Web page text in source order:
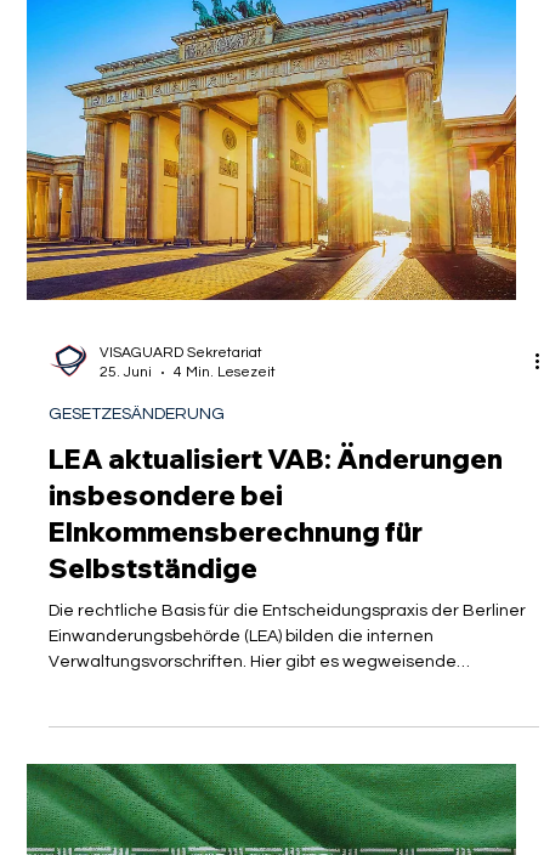
Mirko Vorreuter, LL.B.
27. Juni
3 Min. Lesezeit
GESETZESÄNDERUNG
Regierung verschläft Umsetzung
von europäischer Aufenthalts-
Richtlinie
Es herrscht ein massiver Stillstand in der Arbeitsmigration, der
nun sogar (erneut) europäischen Sprengstoff in sich birgt: Die
deutsche Bundesregierung hat die Frist zur Umsetzung einer
ausgebildete ausländische Akademiker, Expats, Young
Professionals und namhafte Arbeitgeber ist dies ein
alarmierendes Signal. Statt der versprochenen
liberale Rechte, die europä
VISAGUARD Sekretariat